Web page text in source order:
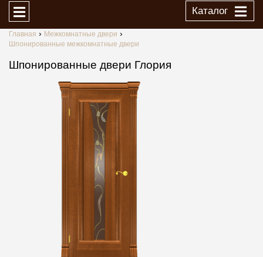
Каталог
Главная
Межкомнатные двери
Шпонированные межкомнатные двери
Шпонированные двери Глория